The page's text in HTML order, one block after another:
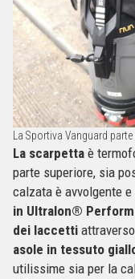
La Sportiva Vanguard
La scarpetta è
parte superiore, sia
calzata è avvolgente
in Ultralon®
dei laccetti
asole in tessuto
utilissime sia per la